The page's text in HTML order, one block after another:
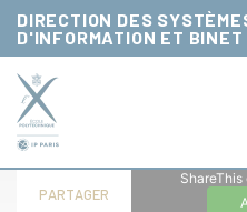
DIRECTION DES
D'INFORMATION ET BINET
PARTAGER
Panneau de gestion des